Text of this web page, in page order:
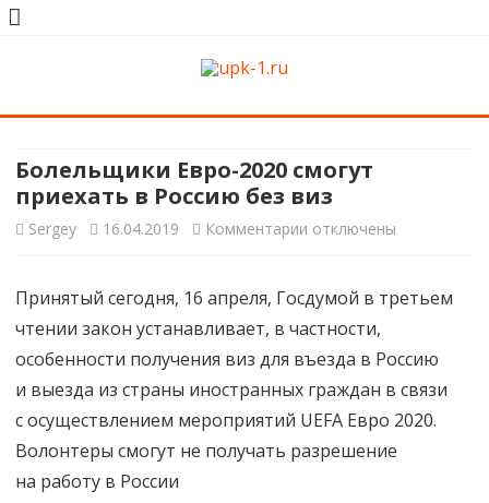
Skip
content
Болельщики Евро-2020 смогут
приехать в Россию без виз
Sergey 16.04.2019 Комментарии к
Болельщики
Евро-2020
приехать
в Россию
отключены
Принятый сегодня, 16 апреля, Госдумой в третьем
чтении закон устанавливает, в частности,
особенности получения виз для въезда в Россию
и выезда из страны иностранных граждан в связи
с осуществлением мероприятий UEFA Евро 2020.
Волонтеры смогут не получать разрешение
на работу в России